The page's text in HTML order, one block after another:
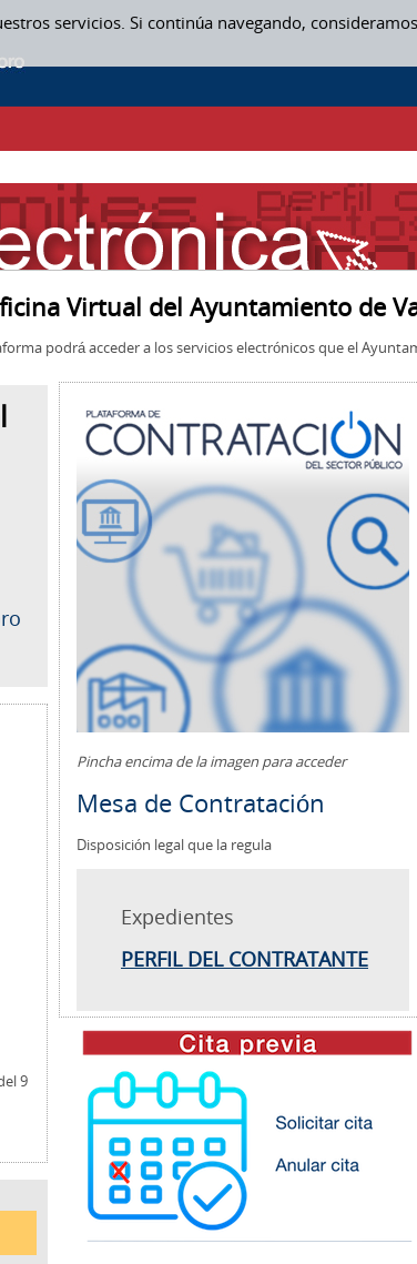
servicios. Si continúa navegando,
Virtual del Ayuntamiento de
podrá acceder a los servicios electrónicos que el
9
Pincha encima de la imagen para acceder
Mesa de Contratación
Disposición legal que la regula
Expedientes
PERFIL DEL CONTRATANTE